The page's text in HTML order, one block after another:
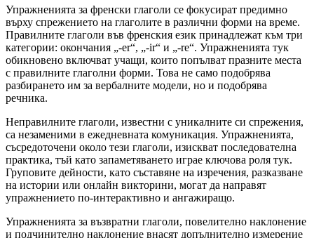
Упражненията за френски глаголи се фокусират предимно
върху спрежението на глаголите в различни форми на време.
Правилните глаголи във френския език принадлежат към три
категории: окончания „-er“, „-ir“ и „-re“. Упражненията тук
обикновено включват учащи, които попълват празните места
с правилните глаголни форми. Това не само подобрява
разбирането им за вербалните модели, но и подобрява
речника.
Неправилните глаголи, известни с уникалните си спрежения,
са незаменими в ежедневната комуникация. Упражненията,
съсредоточени около тези глаголи, изискват последователна
практика, тъй като запаметяването играе ключова роля тук.
Груповите дейности, като съставяне на изречения, разказване
на истории или онлайн викторини, могат да направят
упражнението по-интерактивно и ангажиращо.
Упражненията за възвратни глаголи, повелително наклонение
и подчинително наклонение внасят допълнително измерение